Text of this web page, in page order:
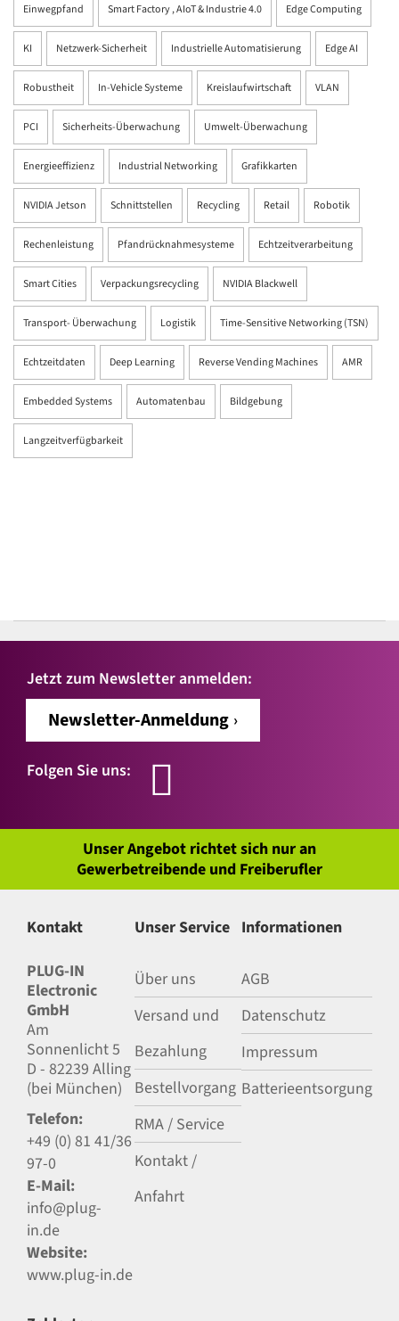
Einwegpfand Smart Factory , AIoT & Industrie 4.0 Edge Computing
KI Netzwerk-Sicherheit Industrielle Automatisierung Edge AI
Robustheit In-Vehicle Systeme Kreislaufwirtschaft VLAN
PCI Sicherheits-Überwachung Umwelt-Überwachung
Energieeffizienz Industrial Networking Grafikkarten
NVIDIA Jetson Schnittstellen Recycling Retail Robotik
Rechenleistung Pfandrücknahmesysteme Echtzeitverarbeitung
Smart Cities Verpackungsrecycling NVIDIA Blackwell
Transport- Überwachung Logistik Time-Sensitive Networking (TSN)
Echtzeitdaten Deep Learning Reverse Vending Machines AMR
Embedded Systems Automatenbau Bildgebung
Langzeitverfügbarkeit
Jetzt zum Newsletter anmelden:
Newsletter-Anmeldung
Folgen Sie uns:
Unser Angebot richtet sich nur an
Gewerbetreibende und Freiberufler
Kontakt
PLUG-IN
Electronic
GmbH
Am
Sonnenlicht 5
D - 82239 Alling
(bei München)
Telefon:
+49 (0) 81 41/36
97-0
E-Mail:
info@plug-
in.de
Website:
www.plug-in.de
Unser Service
Über uns
Versand und
Bezahlung
Bestellvorgang
RMA / Service
Kontakt /
Anfahrt
Informationen
AGB
Datenschutz
Impressum
Batterieentsorgung